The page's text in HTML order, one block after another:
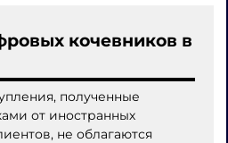
кочевников в
полученные
от иностранных
не облагаются